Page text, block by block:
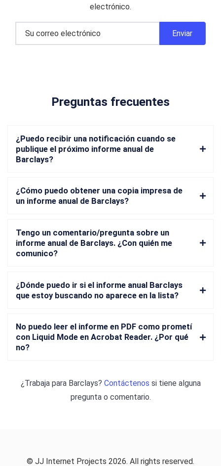
electrónico.
Preguntas frecuentes
¿Puedo recibir una notificación cuando se
publique el próximo informe anual de
Barclays?
¿Cómo puedo obtener una copia impresa de
un informe anual de Barclays?
Tengo un comentario/pregunta sobre un
informe anual de Barclays. ¿Con quién me
comunico?
¿Dónde puedo ir si el informe anual Barclays
que estoy buscando no aparece en la lista?
No puedo leer el informe en PDF como prometí
con Liquid Mode en Acrobat Reader. ¿Por qué
no?
¿Trabaja para Barclays? Contáctenos si tiene alguna
pregunta o comentario.
© JJ Internet Projects 2026. All rights reserved.